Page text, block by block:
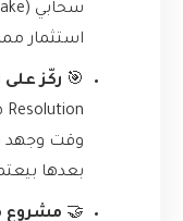
استثمار
🎯 ركّز على
وقت وجهد
بعدها
🤝 مشروع